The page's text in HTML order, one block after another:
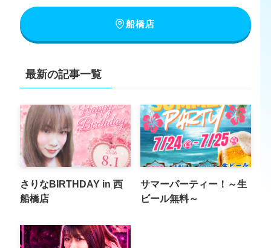
船橋店
最新の記事一覧
さりなBIRTHDAY in 西
船橋店
サマーパーティー！～生
ビール無料～